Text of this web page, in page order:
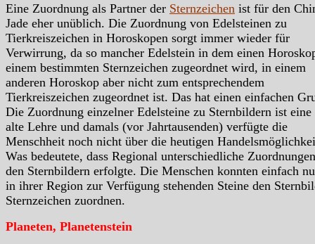
Eine Zuordnung als Partner der Sternzeichen ist für den
Jade eher unüblich. Die Zuordnung von Edelsteinen zu
Tierkreiszeichen in Horoskopen sorgt immer wieder für
Verwirrung, da so mancher Edelstein in dem einen
einem bestimmten Sternzeichen zugeordnet wird, in einem
anderen Horoskop aber nicht zum entsprechendem
Tierkreiszeichen zugeordnet ist. Das hat einen einfachen
Die Zuordnung einzelner Edelsteine zu Sternbildern ist eine
alte Lehre und damals (vor Jahrtausenden) verfügte die
Menschheit noch nicht über die heutigen
Was bedeutete, dass Regional unterschiedliche
den Sternbildern erfolgte. Die Menschen konnten einfach
in ihrer Region zur Verfügung stehenden Steine den
Sternzeichen zuordnen.
Planeten, Planetenstein